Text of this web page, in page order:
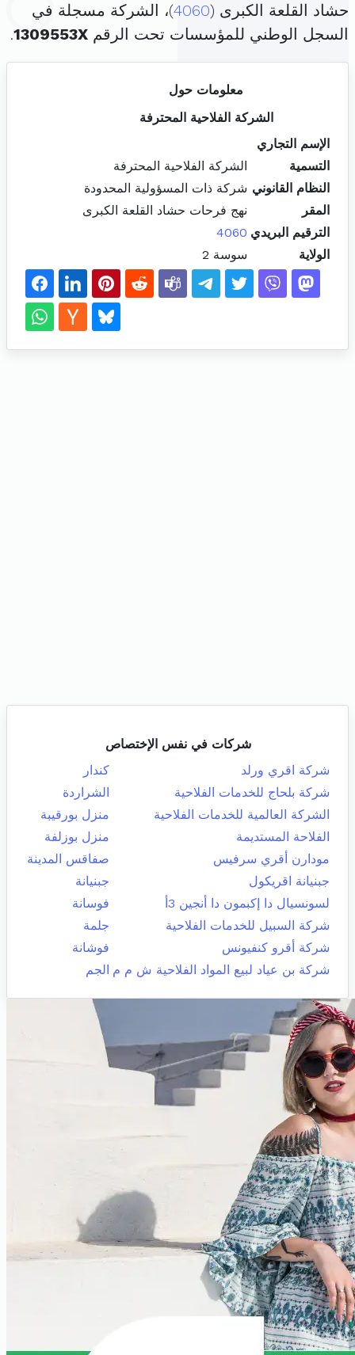
حشاد القلعة الكبرى (4060)، الشركة مسجلة في
السجل الوطني للمؤسسات تحت الرقم 1309553X
.
معلومات حول
الشركة الفلاحية المحترفة
الإسم التجاري
التسمية
الشركة الفلاحية المحترفة
النظام القانوني شركة ذات المسؤولية المحدودة
المقر
نهج فرحات حشاد القلعة الكبرى
الترقيم البريدي 4060
الولاية
سوسة 2
شركات في نفس الإختصاص
شركة اقري ورلد
كندار
شركة بلحاج للخدمات الفلاحية
الشراردة
الشركة العالمية للخدمات الفلاحية
منزل بورقيبة
الفلاحة المستديمة
منزل بوزلفة
مودارن أقري سرفيس
صفاقس المدينة
جبنيانة اقريكول
جبنيانة
لسونسيال دا إكبمون دا أنجين 3أ
فوسانة
شركة السبيل للخدمات الفلاحية
جلمة
شركة أقرو كنفيونس
فوشانة
شركة بن عياد لبيع المواد الفلاحية ش م م الجم